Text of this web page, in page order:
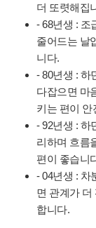
더 또렷해집
- 68년생 : 조
줄어드는 날
니다.
- 80년생 : 하
다잡으면 마
키는 편이 안
- 92년생 : 하
리하며 흐름
편이 좋습니
- 04년생 : 차
면 관계가 더
합니다.